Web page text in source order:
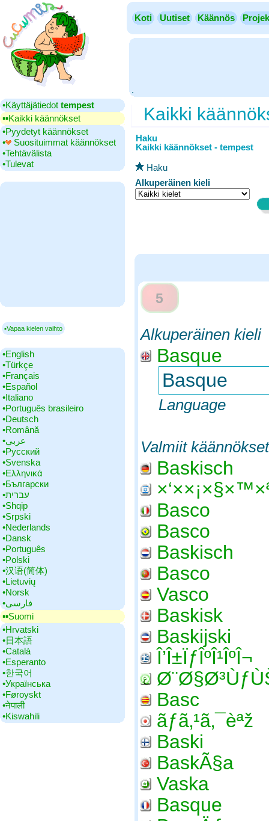
Koti Uutiset Käännös
.
•‎Käyttäjätiedot tempest
▪▪‎Kaikki käännökset
•‎Pyydetyt käännökset
•‎
Suosituimmat käännökset
•‎Tehtävälista
•‎Tulevat
▪Vapaa kielen vaihto
•‎English
•‎Türkçe
•‎Français
•‎Español
•‎Italiano
•‎Português brasileiro
•‎Deutsch
•‎Română
•‎عربي
•‎Русский
•‎Svenska
•‎Ελληνικά
•‎Български
•‎עברית
•‎Shqip
•‎Srpski
•‎Nederlands
•‎Dansk
•‎Português
•‎Polski
•‎汉语(简体)
•‎Lietuvių
•‎Norsk
•‎فارسی
▪▪‎Suomi
•‎Hrvatski
•‎日本語
•‎Català
•‎Esperanto
•‎한국어
•‎Українська
•‎Føroyskt
•‎नेपाली
•‎Kiswahili
Kaikki
Haku
Kaikki käännökset - tempest
Haku
Alkuperäinen kieli
5
Alkuperäinen kieli
Basque
Basque
Language
Valmiit käännökset
Baskisch
Basco
Basco
Baskisch
Basco
Vasco
Baskisk
Baskijski
Î’Î±ÏƒÎºÎ¹ÎºÎ¬
Basc
ãƒã‚¹ã‚¯èªž
Baski
BaskÃ§a
Vaska
Basque